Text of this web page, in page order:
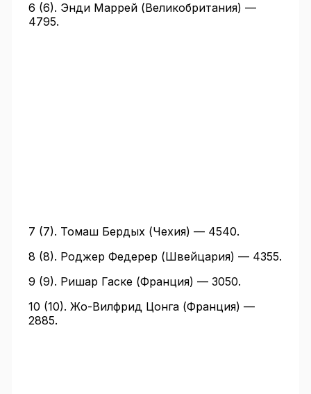
6 (6). Энди Маррей (Великобритания) —
4795.
7 (7). Томаш Бердых (Чехия) — 4540.
8 (8). Роджер Федерер (Швейцария) — 4355.
9 (9). Ришар Гаске (Франция) — 3050.
10 (10). Жо-Вилфрид Цонга (Франция) —
2885.